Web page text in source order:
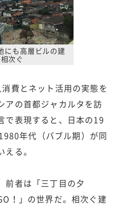
にも高層ビルの建
次ぐ
費とネット活用の実態を
アの首都ジャカルタを訪
で表現すると、日本の19
年代（バブル期）が同
る。
者は「三丁目の夕
！」の世界だ。相次ぐ建